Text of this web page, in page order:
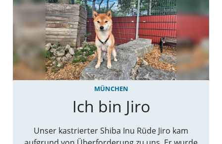
MÜNCHEN
Ich bin Jiro
Unser kastrierter Shiba Inu Rüde Jiro kam